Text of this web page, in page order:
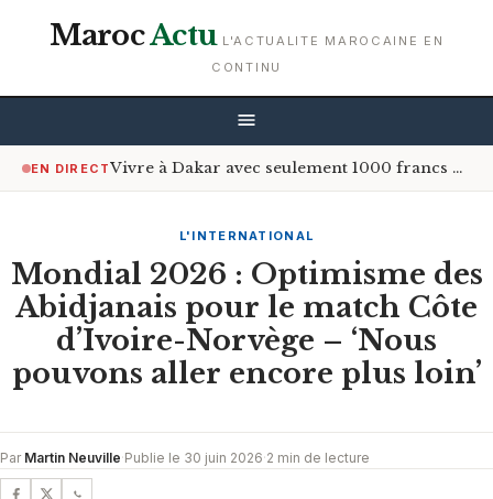
MarocActu L'ACTUALITE MAROCAINE EN
CONTINU
EN DIRECT Vivre à Dakar avec seulement 1000 francs CFA par jour : est-ce possible ?
L'INTERNATIONAL
Mondial 2026 : Optimisme des
Abidjanais pour le match Côte
d’Ivoire-Norvège – ‘Nous
pouvons aller encore plus loin’
Par Martin Neuville·Publie le 30 juin 2026·2 min de lecture